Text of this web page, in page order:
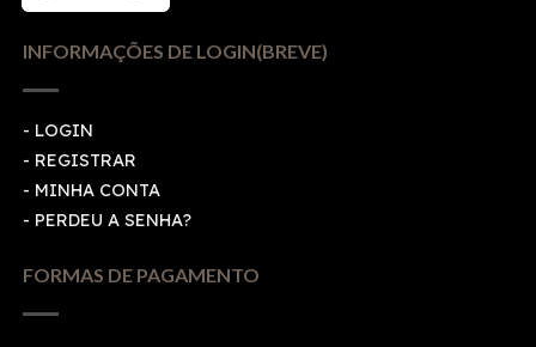
INFORMAÇÕES DE LOGIN(BREVE)
- LOGIN
- REGISTRAR
- MINHA CONTA
- PERDEU A SENHA?
FORMAS DE PAGAMENTO